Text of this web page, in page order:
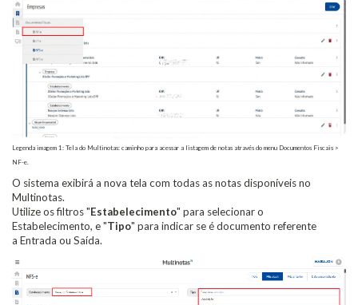
Legenda imagem 1: Tela do Multinotas: caminho para acessar a listagem de notas através do menu Documentos Fiscais >
NF-e.
O sistema exibirá a nova tela com todas as notas disponíveis no
Multinotas.
Utilize os filtros "Estabelecimento" para selecionar o
Estabelecimento, e "Tipo" para indicar se é documento referente
a Entrada ou Saída.